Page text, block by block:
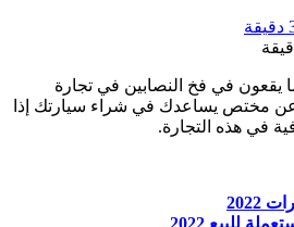
يقعون في فخ النصابين في تجارة
مختص يساعدك في شراء سيارتك إذا
في هذه التجارة.